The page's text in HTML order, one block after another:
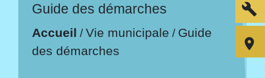
Guide des démarches
Accueil /Vie municipale / Guide
des démarches
build
room